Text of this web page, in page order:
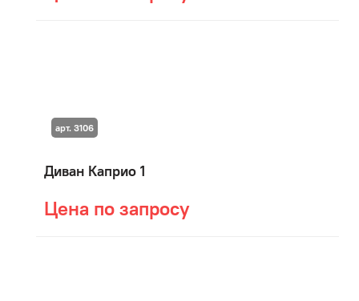
Диван Каприо 1
Цена по запросу
арт. 3106